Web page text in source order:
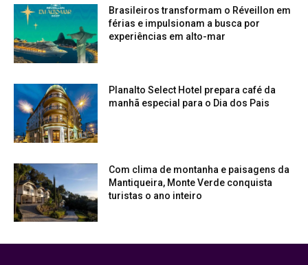
Brasileiros transformam o Réveillon em
férias e impulsionam a busca por
experiências em alto-mar
Planalto Select Hotel prepara café da
manhã especial para o Dia dos Pais
Com clima de montanha e paisagens da
Mantiqueira, Monte Verde conquista
turistas o ano inteiro